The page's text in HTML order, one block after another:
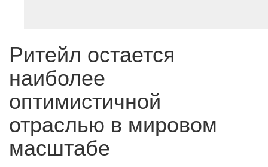
Ритейл остается
наиболее
оптимистичной
отраслью в мировом
масштабе